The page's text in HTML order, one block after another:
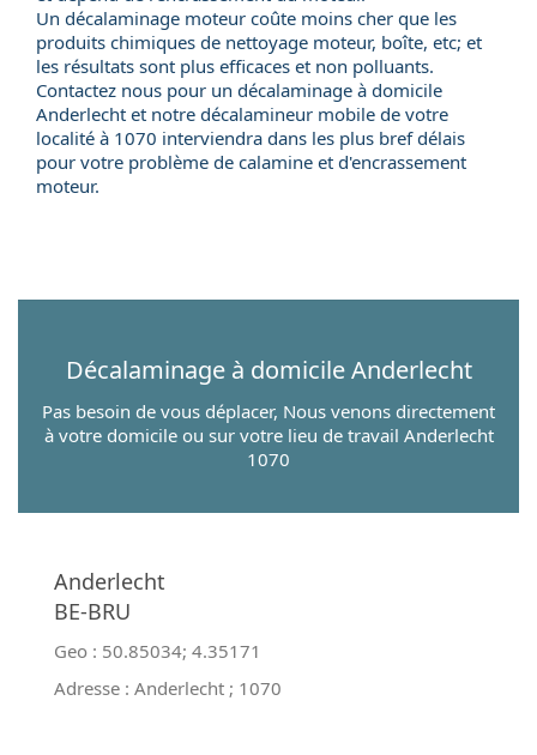
Un décalaminage moteur coûte moins cher que les
produits chimiques de nettoyage moteur, boîte, etc; et
les résultats sont plus efficaces et non polluants.
Contactez nous pour un décalaminage à domicile
Anderlecht et notre décalamineur mobile de votre
localité à 1070 interviendra dans les plus bref délais
pour votre problème de calamine et d'encrassement
moteur.
Décalaminage à domicileAnderlecht
Pas besoin de vous déplacer, Nous venons directement
à votre domicile ou sur votre lieu de travail Anderlecht
1070
Anderlecht
BE-BRU
Geo : 50.85034; 4.35171
Adresse : Anderlecht ; 1070